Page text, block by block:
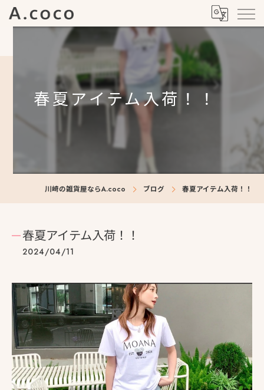
春夏アイテム入荷！！
川崎の雑貨屋ならA.coco ブログ 春夏アイテム入荷！！
春夏アイテム入荷！！
2024/04/11